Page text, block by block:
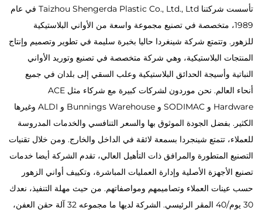
تأسست شركتنا Taizhou Shengerda Plastic Co., Ltd., Ltd في عام
1989، متخصصة في تصنيع مجموعة واسعة من الأواني البلاستيكية
للزهور. وتتمتع شركة شينغردا حاليا بخبرة سليمة في تطوير وتصميم وإنتاج
المنتجات البلاستيكية، وهي شركة متخصصة في تصنيع وتوريد الأواني
النباتية وأسيجة الحدائق البلاستيكية وعلب السقي إلى بلدان في جميع
أنحاء العالم. نحن موردون لشركات كبيرة مع شركاء مثل ACE
Hardware و SODIMAC و Bunnings Warehouse و ALDI وغيرها
الكثير. بفضل الجودة الموثوق بها والسعر التنافسي والخدمات المدروسة
للعملاء، تتمتع شينجردا بسمعة لائقة في الداخل والخارج. ومن خلال تقنيات
التصنيع المتطورة والمرافق ذات التأهيل العالي، تقدم الشركة أيضا خدمات
تصنيع الأجهزة الأصلية وإدارة العمليات المباشرة، وتكييف أواني الزهور
حسب عينات العملاء وتصاميمهم ومواصفاتهم. من حيث مهلة التنفيذ، نعدك
30 يوم/40 المقر الرئيسي. الشركة لديها ما مجموعه 32 آلة حقن العفن،